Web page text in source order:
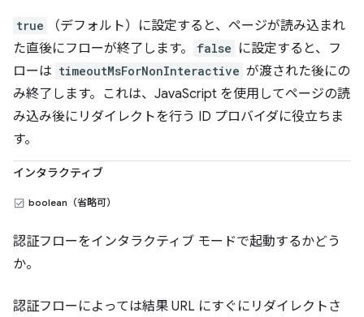
true
（デフォルト）に設定すると、ページが読み込まれ
た直後にフローが終了します。
false に設定すると、フ
ローは timeoutMsForNonInteractive が渡された後にの
み終了します。これは、JavaScript を使用してページの読
み込み後にリダイレクトを行う ID プロバイダに役立ちま
す。
インタラクティブ
boolean（省略可）
認証フローをインタラクティブ モードで起動するかどう
か。
認証フローによっては結果 URL にすぐにリダイレクトさ